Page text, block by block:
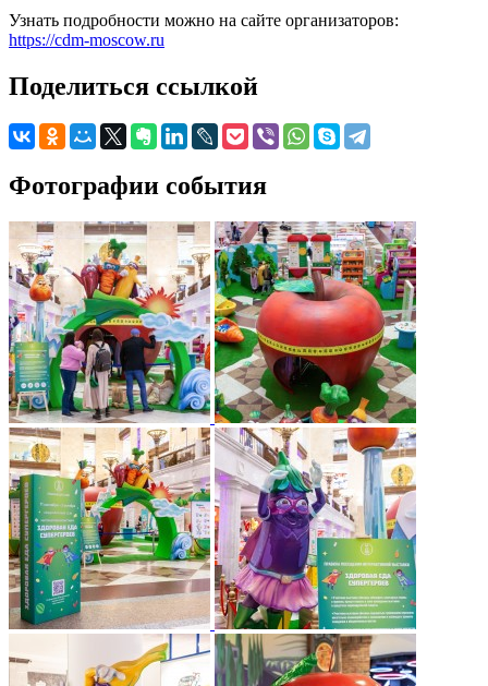
Узнать подробности можно на сайте организаторов:
https://cdm-moscow.ru
Поделиться ссылкой
Фотографии события